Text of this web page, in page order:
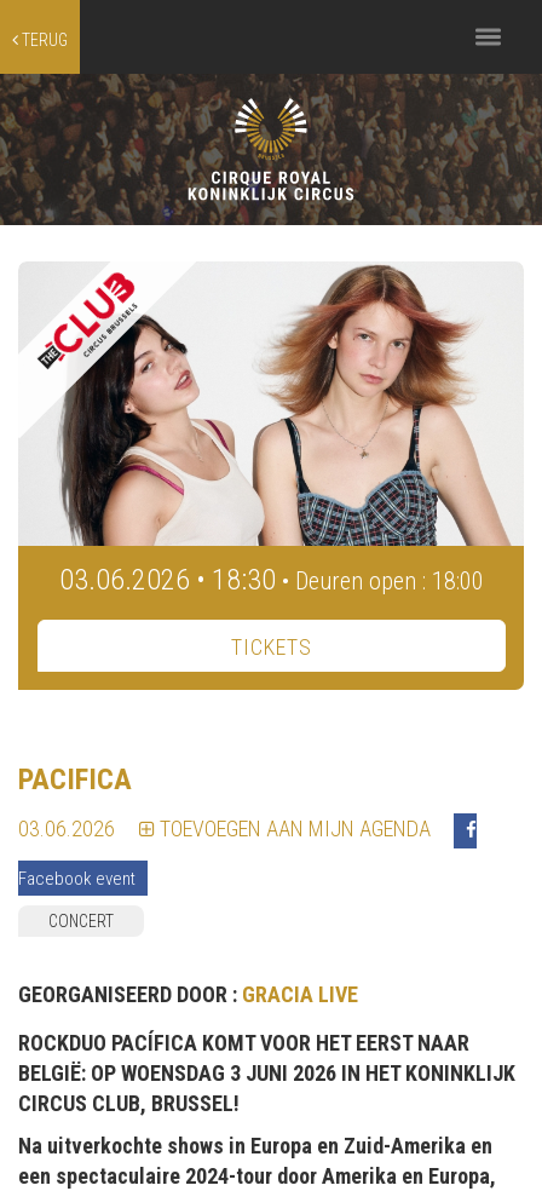
TERUG
Toggle
navigation
03.06.2026 • 18:30 • Deuren open : 18:00
TICKETS
PACIFICA
03.06.2026 TOEVOEGEN AAN MIJN AGENDA
Facebook event
CONCERT
GEORGANISEERD DOOR : GRACIA LIVE
ROCKDUO PACÍFICA KOMT VOOR HET EERST NAAR
BELGIË: OP WOENSDAG 3 JUNI 2026 IN HET KONINKLIJK
CIRCUS CLUB, BRUSSEL!
Na uitverkochte shows in Europa en Zuid-Amerika en
een spectaculaire 2024-tour door Amerika en Europa,